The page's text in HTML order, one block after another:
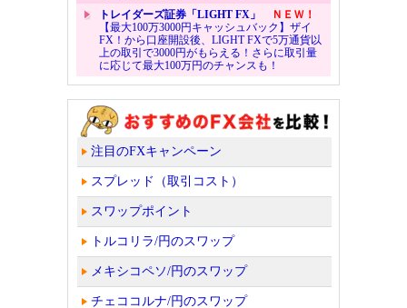
トレイダーズ証券「LIGHT FX」
ＮＥＷ！
【最大100万3000円キャッシュバック】ザイ
FX！から口座開設後、LIGHT FXで5万通貨以
上の取引で3000円がもらえる！さらに取引量
に応じて最大100万円のチャンスも！
注目のFXキャンペーン
スプレッド（取引コスト）
スワップポイント
トルコリラ/円のスワップ
メキシコペソ/円のスワップ
チェココルナ/円のスワップ